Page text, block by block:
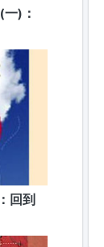
)：
回到